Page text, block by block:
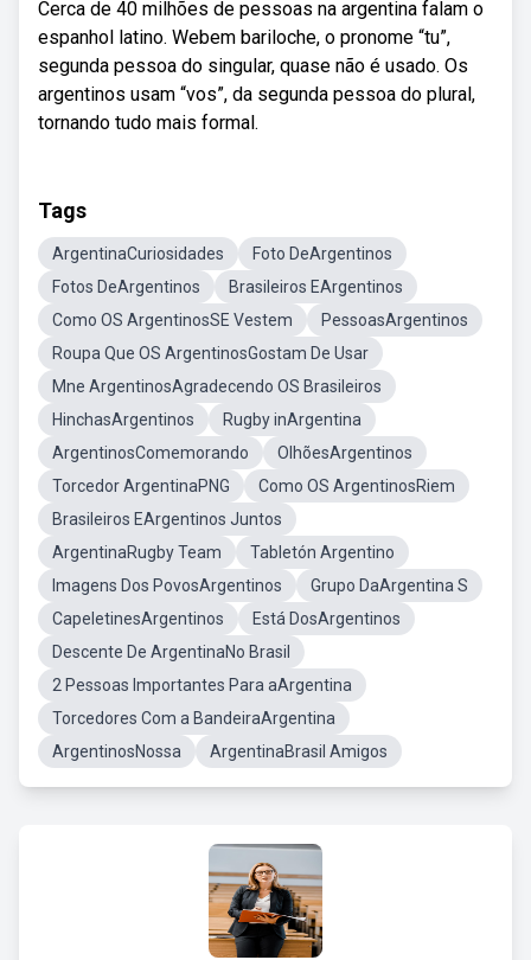
Cerca de 40 milhões de pessoas na argentina falam o
espanhol latino. Webem bariloche, o pronome “tu”,
segunda pessoa do singular, quase não é usado. Os
argentinos usam “vos”, da segunda pessoa do plural,
tornando tudo mais formal.
Tags
ArgentinaCuriosidades
Foto DeArgentinos
Fotos DeArgentinos
Brasileiros EArgentinos
Como OS ArgentinosSE Vestem
PessoasArgentinos
Roupa Que OS ArgentinosGostam De Usar
Mne ArgentinosAgradecendo OS Brasileiros
HinchasArgentinos
Rugby inArgentina
ArgentinosComemorando
OlhõesArgentinos
Torcedor ArgentinaPNG
Como OS ArgentinosRiem
Brasileiros EArgentinos Juntos
ArgentinaRugby Team
Tabletón Argentino
Imagens Dos PovosArgentinos
Grupo DaArgentina S
CapeletinesArgentinos
Está DosArgentinos
Descente De ArgentinaNo Brasil
2 Pessoas Importantes Para aArgentina
Torcedores Com a BandeiraArgentina
ArgentinosNossa
ArgentinaBrasil Amigos